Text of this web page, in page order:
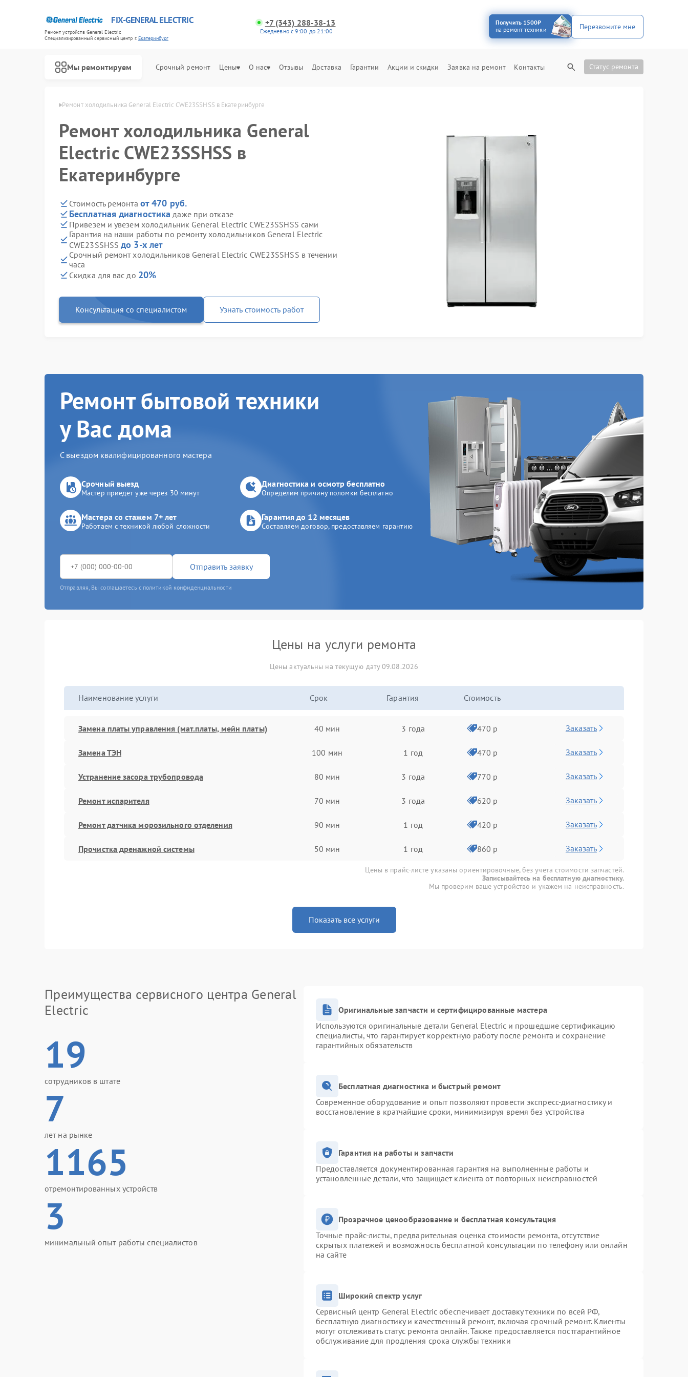
FIX-GENERAL ELECTRIC
Ремонт устройств General Electric
Специализированный cервисный центр г.Екатеринбург
+7 (343) 288-38-13
Ежедневно с 9:00 до 21:00
Получить 1500₽
на ремонт техники
Перезвоните мне
Мы ремонтируем Срочный ремонт Цены О нас Отзывы Доставка Гарантии Акции и скидки Заявка на ремонт Контакты Статус ремонта
в Екатеринбурге Ремонт холодильника General Electric CWE23SSHSS в Екатеринбурге
Ремонт холодильника General
Electric CWE23SSHSS в
Екатеринбурге
Стоимость ремонта от 470 руб.
Бесплатная диагностика даже при отказе
Привезем и увезем холодильник General Electric CWE23SSHSS сами
Гарантия на наши работы по ремонту холодильников General Electric
CWE23SSHSSдо 3-х лет
Срочный ремонт холодильников General Electric CWE23SSHSS в течении
часа
Скидка для вас до 20%
Консультация со специалистом Узнать стоимость работ
Ремонт бытовой техники
у Вас дома
С выездом квалифицированного мастера
Срочный выезд
Мастер приедет уже через 30 минут
Диагностика и осмотр бесплатно
Определим причину поломки бесплатно
Мастера со стажем 7+ лет
Работаем с техникой любой сложности
Гарантия до 12 месяцев
Составляем договор, предоставляем гарантию
Отправить заявку
Отправляя, Вы соглашаетесь с политикой конфиденциальности
Цены на услуги ремонта
Цены актуальны на текущую дату 09.08.2026
Наименование услуги Срок Гарантия Стоимость
Замена платы управления (мат.платы, мейн платы) 40 мин 3 года 470 р Заказать
Замена ТЭН 100 мин 1 год 470 р Заказать
Устранение засора трубопровода 80 мин 3 года 770 р Заказать
Ремонт испарителя 70 мин 3 года 620 р Заказать
Ремонт датчика морозильного отделения 90 мин 1 год 420 р Заказать
Прочистка дренажной системы 50 мин 1 год 860 р Заказать
Цены в прайс-листе указаны ориентировочные, без учета стоимости запчастей.
Записывайтесь на бесплатную диагностику.
Мы проверим ваше устройство и укажем на неисправность.
Показать все услуги
Преимущества сервисного центра General
Electric
19
сотрудников в штате
7
лет на рынке
1165
отремонтированных устройств
3
минимальный опыт работы специалистов
Оригинальные запчасти и сертифицированные мастера
Используются оригинальные детали General Electric и прошедшие сертификацию
специалисты, что гарантирует корректную работу после ремонта и сохранение
гарантийных обязательств
Бесплатная диагностика и быстрый ремонт
Современное оборудование и опыт позволяют провести экспресс-диагностику и
восстановление в кратчайшие сроки, минимизируя время без устройства
Гарантия на работы и запчасти
Предоставляется документированная гарантия на выполненные работы и
установленные детали, что защищает клиента от повторных неисправностей
Прозрачное ценообразование и бесплатная консультация
Точные прайс-листы, предварительная оценка стоимости ремонта, отсутствие
скрытых платежей и возможность бесплатной консультации по телефону или онлайн
на сайте
Широкий спектр услуг
Сервисный центр General Electric обеспечивает доставку техники по всей РФ,
бесплатную диагностику и качественный ремонт, включая срочный ремонт. Клиенты
могут отслеживать статус ремонта онлайн. Также предоставляется постгарантийное
обслуживание для продления срока службы техники